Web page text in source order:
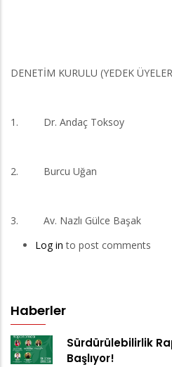
DENETİM KURULU (YEDEK
1. Dr. Andaç Toksoy
2. Burcu Uğan
3. Av. Nazlı Gülce Başak
Log in to post comments
Haberler
Sürdürülebilirlik
Başlıyor!